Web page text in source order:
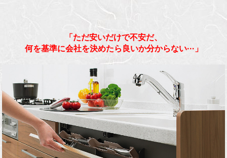
「ただ安いだけで不安だ、
何を基準に会社を決めたら良いか分からない···」